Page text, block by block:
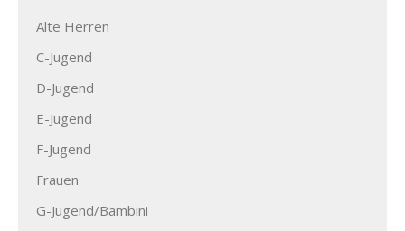
Alte Herren
C-Jugend
D-Jugend
E-Jugend
F-Jugend
Frauen
G-Jugend/Bambini